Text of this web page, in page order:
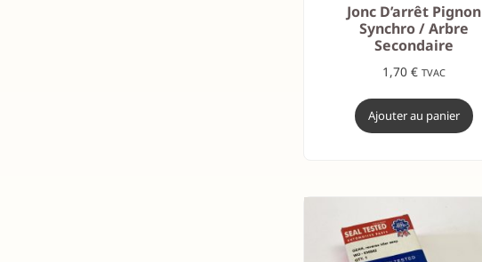
Jonc D’arrêt Pignon
Synchro / Arbre
Secondaire
1,70€ TVAC
Ajouter au panier